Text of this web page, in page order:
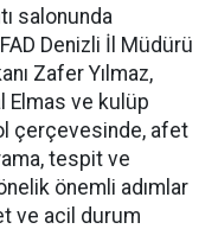
salonunda
Denizli İl Müdürü
Zafer Yılmaz,
Elmas ve kulüp
çerçevesinde, afet
tespit ve
önemli adımlar
ve acil durum